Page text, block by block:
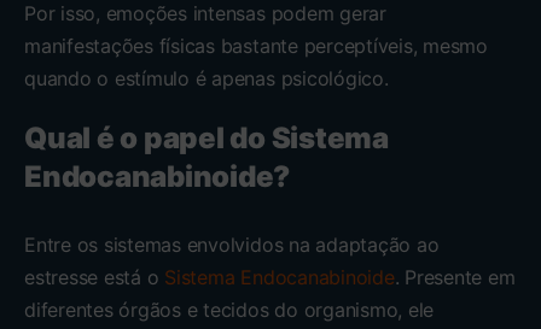
Por isso, emoções intensas podem gerar
manifestações físicas bastante perceptíveis, mesmo
quando o estímulo é apenas psicológico.
Qual é o papel do Sistema
Endocanabinoide?
Entre os sistemas envolvidos na adaptação ao
estresse está o Sistema Endocanabinoide. Presente em
diferentes órgãos e tecidos do organismo, ele